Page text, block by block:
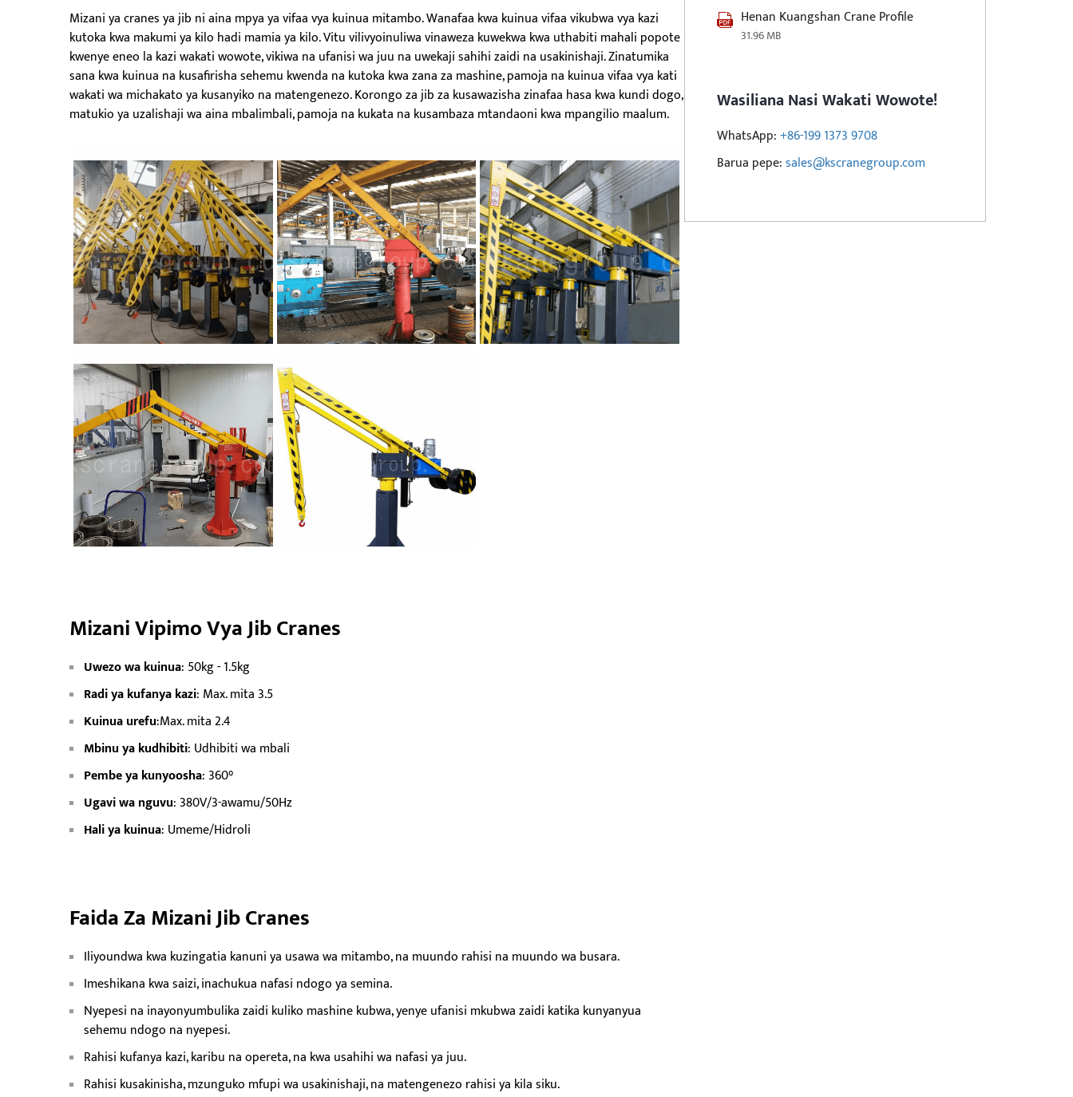
Mizani ya cranes ya jib ni aina mpya ya vifaa vya kuinua mitambo. Wanafaa kwa kuinua vifaa vikubwa vya kazi
kutoka kwa makumi ya kilo hadi mamia ya kilo. Vitu vilivyoinuliwa vinaweza kuwekwa kwa uthabiti mahali popote
kwenye eneo la kazi wakati wowote, vikiwa na ufanisi wa juu na uwekaji sahihi zaidi na usakinishaji. Zinatumika
sana kwa kuinua na kusafirisha sehemu kwenda na kutoka kwa zana za mashine, pamoja na kuinua vifaa vya kati
wakati wa michakato ya kusanyiko na matengenezo. Korongo za jib za kusawazisha zinafaa hasa kwa kundi dogo,
matukio ya uzalishaji wa aina mbalimbali, pamoja na kukata na kusambaza mtandaoni kwa mpangilio maalum.
Mizani Vipimo Vya Jib Cranes
Uwezo wa kuinua: 50kg - 1.5kg
Radi ya kufanya kazi: Max. mita 3.5
Kuinua urefu:Max. mita 2.4
Mbinu ya kudhibiti: Udhibiti wa mbali
Pembe ya kunyoosha: 360°
Ugavi wa nguvu: 380V/3-awamu/50Hz
Hali ya kuinua: Umeme/Hidroli
Faida Za Mizani Jib Cranes
Iliyoundwa kwa kuzingatia kanuni ya usawa wa mitambo, na muundo rahisi na muundo wa busara.
Imeshikana kwa saizi, inachukua nafasi ndogo ya semina.
Nyepesi na inayonyumbulika zaidi kuliko mashine kubwa, yenye ufanisi mkubwa zaidi katika kunyanyua
sehemu ndogo na nyepesi.
Rahisi kufanya kazi, karibu na opereta, na kwa usahihi wa nafasi ya juu.
Rahisi kusakinisha, mzunguko mfupi wa usakinishaji, na matengenezo rahisi ya kila siku.
Henan Kuangshan Crane Profile
31.96 MB
Wasiliana Nasi Wakati Wowote!
WhatsApp:+86-199 1373 9708
Barua pepe:sales@kscranegroup.com